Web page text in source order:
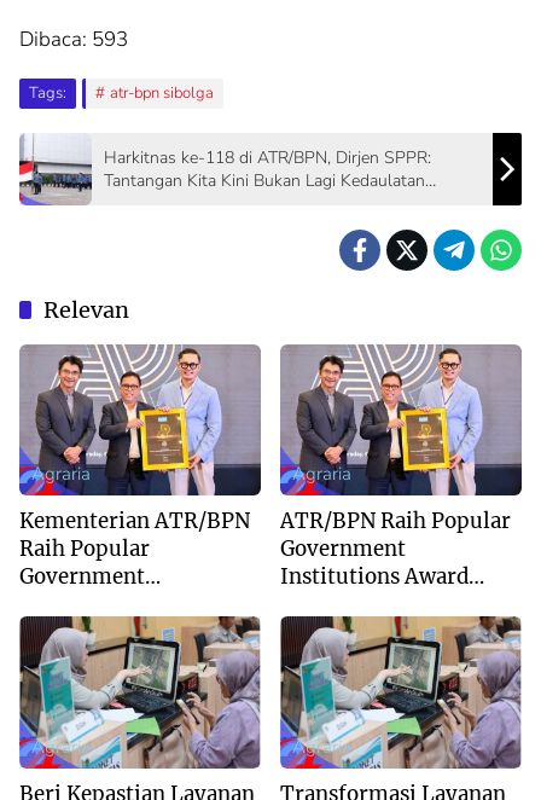
Dibaca: 593
Tags: atr-bpn sibolga
Harkitnas ke-118 di ATR/BPN, Dirjen SPPR:
Tantangan Kita Kini Bukan Lagi Kedaulatan
Relevan
Agraria
Kementerian ATR/BPN
Raih Popular
Government
2026 dari The
Iconomics
Agraria
ATR/BPN Raih Popular
Government
Institutions Award
Kepercayaan Publik
Terhadap Komunikasi
Kementerian
Agraria
Beri Kepastian Layanan
Agraria
Transformasi Layanan